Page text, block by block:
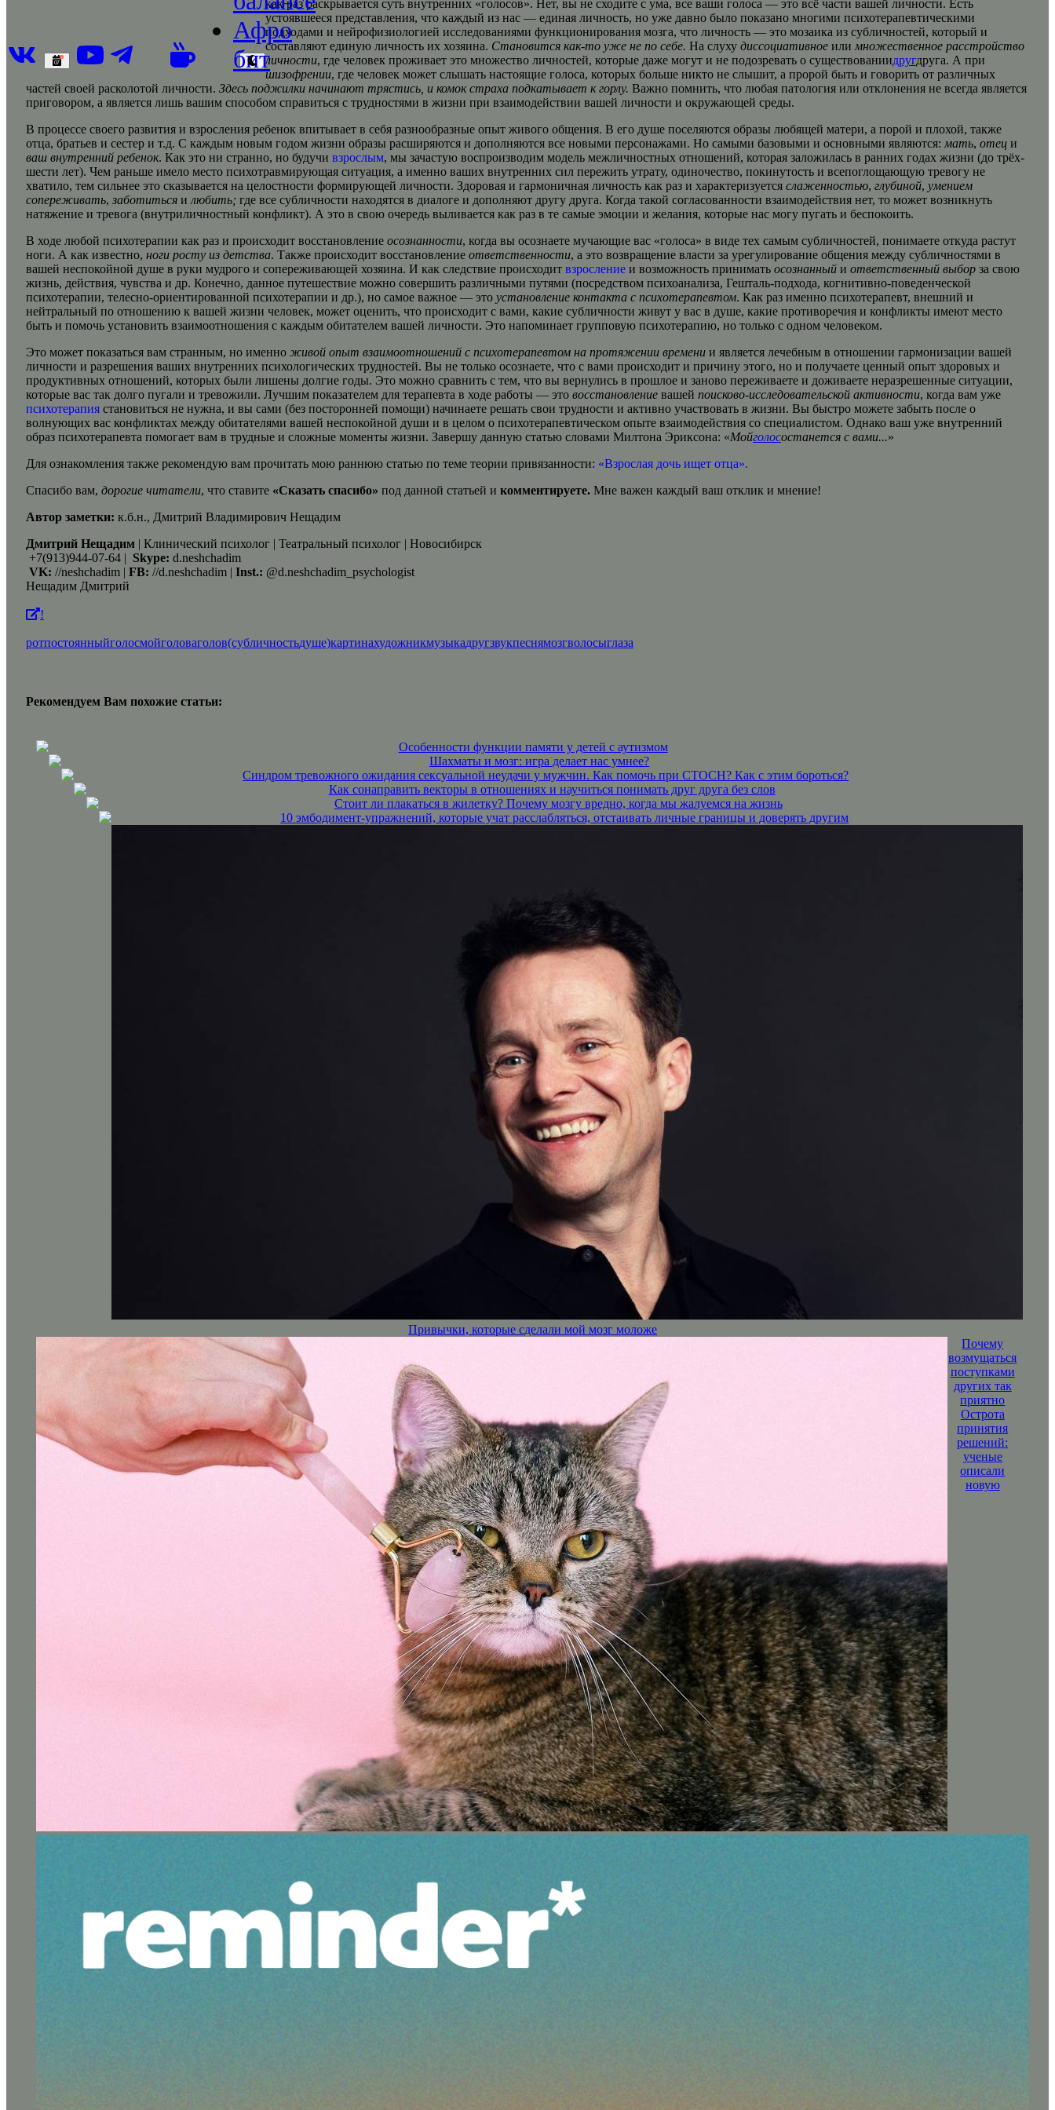
07
1
Афро
бит
как раз раскрывается суть внутренних «голосов». Нет, вы не сходите с ума, все ваши голоса — это всё части вашей личности. Есть
устоявшееся представления, что каждый из нас — единая личность, но уже давно было показано многими психотерапевтическими
подходами и нейрофизиологией исследованиями функционирования мозга, что личность — это мозаика из субличностей, который и
составляют единую личность их хозяина. Становится как-то уже не по себе. На слуху диссоциативноеили множественное расстройство
личности, где человек проживает это множество личностей, которые даже могут и не подозревать о существованиидругдруга. А при
шизофрении, где человек может слышать настоящие голоса, которых больше никто не слышит, а пророй быть и говорить от различных
частей своей расколотой личности. Здесь поджилки начинают трястись, и комок страха подкатывает к горлу. Важно помнить, что любая патология или отклонения не всегда является
приговором, а является лишь вашим способом справиться с трудностями в жизни при взаимодействии вашей личности и окружающей среды.
В процессе своего развития и взросления ребенок впитывает в себя разнообразные опыт живого общения. В его душе поселяются образы любящей матери, а порой и плохой, также
отца, братьев и сестер и т.д. С каждым новым годом жизни образы расширяются и дополняются все новыми персонажами. Но самыми базовыми и основными являются: мать, отец и
ваш внутренний ребенок. Как это ни странно, но будучи взрослым, мы зачастую воспроизводим модель межличностных отношений, которая заложилась в ранних годах жизни (до трёх-
шести лет). Чем раньше имело место психотравмирующая ситуация, а именно ваших внутренних сил пережить утрату, одиночество, покинутость и всепоглощающую тревогу не
хватило, тем сильнее это сказывается на целостности формирующей личности. Здоровая и гармоничная личность как раз и характеризуется слаженностью, глубиной, умением
сопереживать, заботиться и любить; где все субличности находятся в диалоге и дополняют другу друга. Когда такой согласованности взаимодействия нет, то может возникнуть
натяжение и тревога (внутриличностный конфликт). А это в свою очередь выливается как раз в те самые эмоции и желания, которые нас могу пугать и беспокоить.
В ходе любой психотерапии как раз и происходит восстановление осознанности, когда вы осознаете мучающие вас «голоса» в виде тех самым субличностей, понимаете откуда растут
ноги. А как известно, ноги росту из детства. Также происходит восстановление ответственности, а это возвращение власти за урегулирование общения между субличностями в
вашей неспокойной душе в руки мудрого и сопереживающей хозяина. И как следствие происходит взросление и возможность принимать осознанный и ответственный выбор за свою
жизнь, действия, чувства и др. Конечно, данное путешествие можно совершить различными путями (посредством психоанализа, Гешталь-подхода, когнитивно-поведенческой
психотерапии, телесно-ориентированной психотерапии и др.), но самое важное — это установление контакта с психотерапевтом. Как раз именно психотерапевт, внешний и
нейтральный по отношению к вашей жизни человек, может оценить, что происходит с вами, какие субличности живут у вас в душе, какие противоречия и конфликты имеют место
быть и помочь установить взаимоотношения с каждым обитателем вашей личности. Это напоминает групповую психотерапию, но только с одном человеком.
Это может показаться вам странным, но именно живой опыт взаимоотношений с психотерапевтом на протяжении времени и является лечебным в отношении гармонизации вашей
личности и разрешения ваших внутренних психологических трудностей. Вы не только осознаете, что с вами происходит и причину этого, но и получаете ценный опыт здоровых и
продуктивных отношений, которых были лишены долгие годы. Это можно сравнить с тем, что вы вернулись в прошлое и заново переживаете и доживаете неразрешенные ситуации,
которые вас так долго пугали и тревожили. Лучшим показателем для терапевта в ходе работы — это восстановление вашей поисково-исследовательской активности, когда вам уже
психотерапия становиться не нужна, и вы сами (без посторонней помощи) начинаете решать свои трудности и активно участвовать в жизни. Вы быстро можете забыть после о
волнующих вас конфликтах между обитателями вашей неспокойной души и в целом о психотерапевтическом опыте взаимодействия со специалистом. Однако ваш уже внутренний
образ психотерапевта помогает вам в трудные и сложные моменты жизни. Завершу данную статью словами Милтона Эриксона: «Мойголосостанется с вами...»
Для ознакомления также рекомендую вам прочитать мою раннюю статью по теме теории привязанности: «Взрослая дочь ищет отца».
Спасибо вам, дорогие читатели, что ставите «Сказать спасибо» под данной статьей и комментируете. Мне важен каждый ваш отклик и мнение!
Автор заметки: к.б.н., Дмитрий Владимирович Нещадим
Дмитрий Нещадим | Клинический психолог | Театральный психолог | Новосибирск
+7(913)944-07-64 | Skype: d.neshchadim
VK: //neshchadim | FB: //d.neshchadim | Inst.: @d.neshchadim_psychologist
Нещадим Дмитрий
!
ротпостоянныйголосмойголоваголов(субличностьдуше)картинахудожникмузыкадругзвукпеснямозгволосыглаза
Рекомендуем Вам похожие статьи:
Особенности функции памяти у детей с аутизмом
Шахматы и мозг: игра делает нас умнее?
Синдром тревожного ожидания сексуальной неудачи у мужчин. Как помочь при СТОСН? Как с этим бороться?
Как сонаправить векторы в отношениях и научиться понимать друг друга без слов
Стоит ли плакаться в жилетку? Почему мозгу вредно, когда мы жалуемся на жизнь
10 эмбодимент-упражнений, которые учат расслабляться, отстаивать личные границы и доверять другим
Привычки, которые сделали мой мозг моложе
Почему
возмущаться
поступками
других так
приятно
Острота
принятия
решений:
ученые
описали
новую